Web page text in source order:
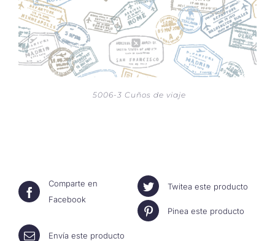
5006-3 Cuños de viaje
Comparte en
Facebook
Twitea este producto
Pinea este producto
Envía este producto